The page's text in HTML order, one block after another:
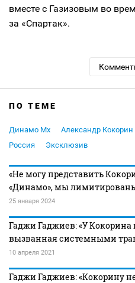
вместе с Газизовым во
за «Спартак».
ПО ТЕМЕ
Динамо Мх Александр Кокорин
Россия
Эксклюзив
«Не могу представить
«Динамо», мы
25 января 2024
Гаджи Гаджиев: «У
вызванная системными
10 апреля 2021
Гаджи Гаджиев: «Кокорину